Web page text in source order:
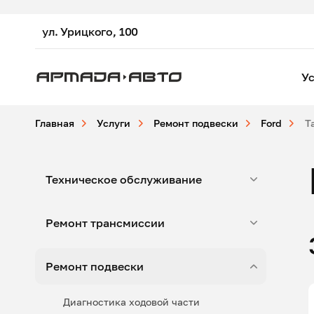
ул. Урицкого, 100
Главная Услуги Ремонт подвески Ford
Техническое обслуживание
Ремонт трансмиссии
Ремонт подвески
Диагностика ходовой части